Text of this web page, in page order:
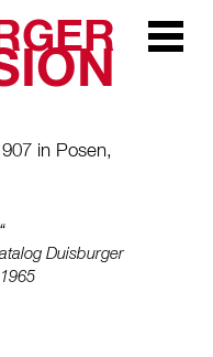
Zur
in Posen,
Duisburger